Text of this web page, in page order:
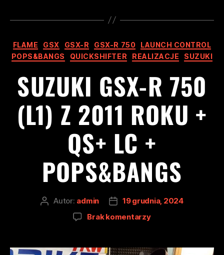
FLAME GSX GSX-R GSX-R 750
LAUNCH CONTROL
POPS&BANGS
QUICKSHIFTER REALIZACJE SUZUKI
SUZUKI GSX-R 750
(L1) Z 2011 ROKU +
QS+ LC +
POPS&BANGS
Autor: admin
19 grudnia, 2024
Brak komentarzy